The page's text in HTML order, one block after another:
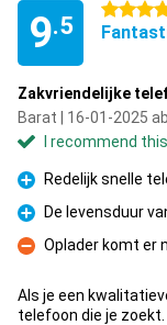
9.5
5 stars
Zakvriendelijke
Barat | 16-01-2025
I recommend
Pro
Redelijk snelle
Pro
De levensduur
Con
Oplader komt er
Als je een
telefoon die je zoekt.